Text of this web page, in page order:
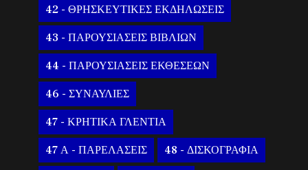
42 - ΘΡΗΣΚΕΥΤΙΚΕΣ ΕΚΔΗΛΩΣΕΙΣ
43 - ΠΑΡΟΥΣΙΑΣΕΙΣ ΒΙΒΛΙΩΝ
44 - ΠΑΡΟΥΣΙΑΣΕΙΣ ΕΚΘΕΣΕΩΝ
46 - ΣΥΝΑΥΛΙΕΣ
47 - ΚΡΗΤΙΚΑ ΓΛΕΝΤΙΑ
47 Α - ΠΑΡΕΛΑΣΕΙΣ 48 - ΔΙΣΚΟΓΡΑΦΙΑ